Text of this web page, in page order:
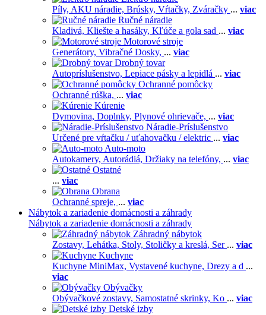
Píly, AKU náradie, Brúsky, Vŕtačky, Zváračky ... viac
Ručné náradie
Kladivá, Kliešte a hasáky, Kľúče a gola sad ... viac
Motorové stroje
Generátory, Vibračné Dosky, ... viac
Drobný tovar
Autopríslušenstvo, Lepiace pásky a lepidlá ... viac
Ochranné pomôcky
Ochranné rúška, ... viac
Kúrenie
Dymovina, Doplnky, Plynové ohrievače, ... viac
Náradie-Príslušenstvo
Určené pre vŕtačku / uťahovačku / elektric ... viac
Auto-moto
Autokamery, Autorádiá, Držiaky na telefóny, ... viac
Ostatné
... viac
Obrana
Ochranné spreje, ... viac
Nábytok a zariadenie domácnosti a záhrady
Nábytok a zariadenie domácnosti a záhrady
Záhradný nábytok
Zostavy, Lehátka, Stoly, Stoličky a kreslá, Ser ... viac
Kuchyne
Kuchyne MiniMax, Vystavené kuchyne, Drezy a d ...
viac
Obývačky
Obývačkové zostavy, Samostatné skrinky, Ko ... viac
Detské izby